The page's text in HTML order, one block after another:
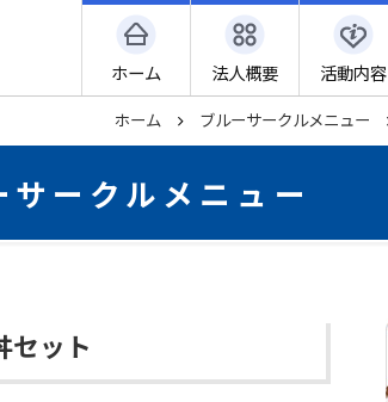
ホーム 法人概要 活動内容
ホーム ブルーサークルメニュー
サークルメニュー
セット